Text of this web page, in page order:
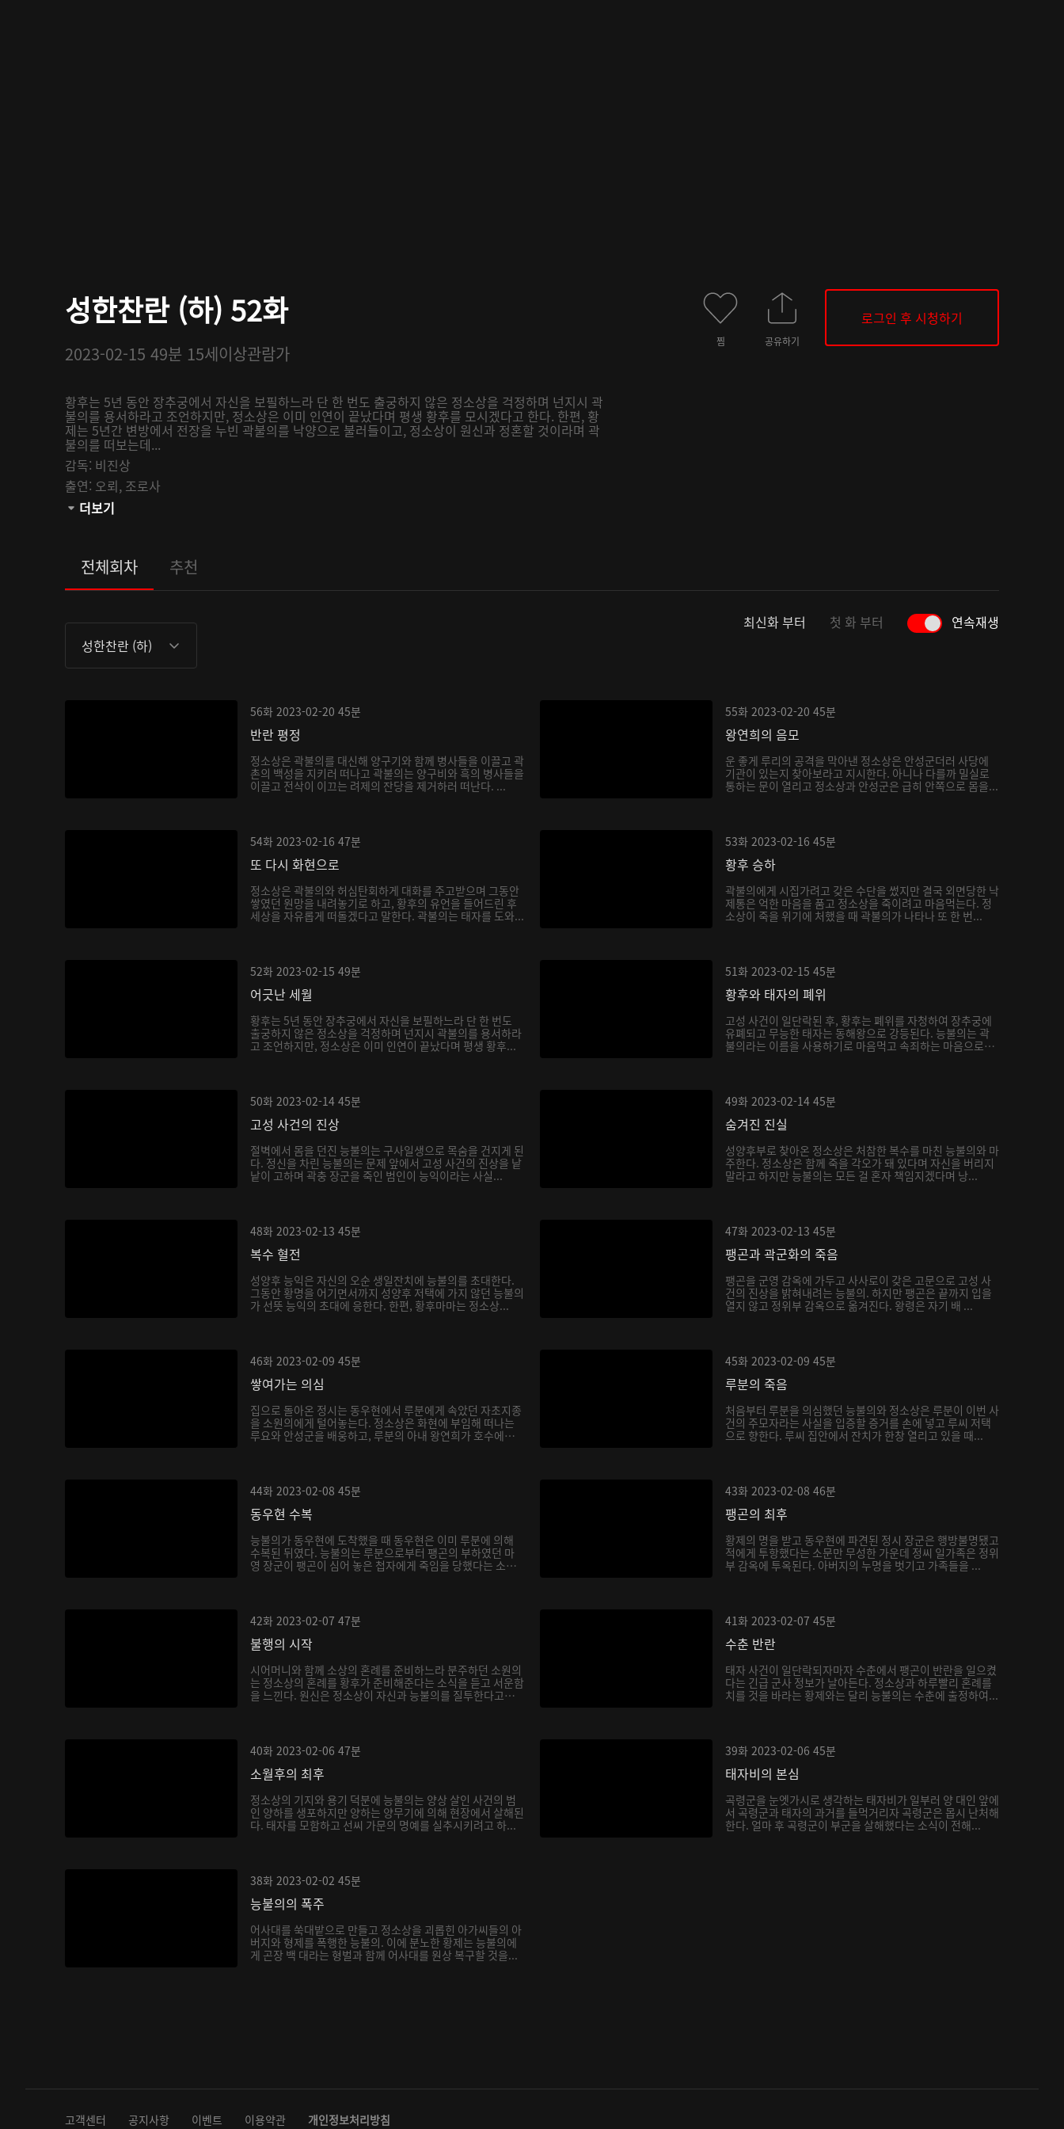
성한찬란 (하) 52화
2023-02-15 49분 15세이상관람가
황후는 5년 동안 장추궁에서 자신을 보필하느라 단 한 번도 출궁하지 않은 정소상을 걱정하며 넌지시 곽
불의를 용서하라고 조언하지만, 정소상은 이미 인연이 끝났다며 평생 황후를 모시겠다고 한다. 한편, 황
제는 5년간 변방에서 전장을 누빈 곽불의를 낙양으로 불러들이고, 정소상이 원신과 정혼할 것이라며 곽
불의를 떠보는데...
감독: 비진상
출연: 오뢰, 조로사
관람등급:
더보기
찜 공유하기
로그인 후 시청하기
전체회차 추천
성한찬란 (하)
최신화 부터 첫 화 부터 연속재생
56화 2023-02-20 45분
반란 평정
정소상은 곽불의를 대신해 양구기와 함께 병사들을 이끌고 곽
촌의 백성을 지키러 떠나고 곽불의는 양구비와 흑의 병사들을
이끌고 전삭이 이끄는 려제의 잔당을 제거하러 떠난다. ...
55화 2023-02-20 45분
왕연희의 음모
운 좋게 루리의 공격을 막아낸 정소상은 안성군더러 사당에
기관이 있는지 찾아보라고 지시한다. 아니나 다를까 밀실로
통하는 문이 열리고 정소상과 안성군은 급히 안쪽으로 몸을...
54화 2023-02-16 47분
또 다시 화현으로
정소상은 곽불의와 허심탄회하게 대화를 주고받으며 그동안
쌓였던 원망을 내려놓기로 하고, 황후의 유언을 들어드린 후
세상을 자유롭게 떠돌겠다고 말한다. 곽불의는 태자를 도와...
53화 2023-02-16 45분
황후 승하
곽불의에게 시집가려고 갖은 수단을 썼지만 결국 외면당한 낙
제통은 억한 마음을 품고 정소상을 죽이려고 마음먹는다. 정
소상이 죽을 위기에 처했을 때 곽불의가 나타나 또 한 번...
52화 2023-02-15 49분
어긋난 세월
황후는 5년 동안 장추궁에서 자신을 보필하느라 단 한 번도
출궁하지 않은 정소상을 걱정하며 넌지시 곽불의를 용서하라
고 조언하지만, 정소상은 이미 인연이 끝났다며 평생 황후...
51화 2023-02-15 45분
황후와 태자의 폐위
고성 사건이 일단락된 후, 황후는 폐위를 자청하여 장추궁에
유폐되고 무능한 태자는 동해왕으로 강등된다. 능불의는 곽
불의라는 이름을 사용하기로 마음먹고 속죄하는 마음으로
50화 2023-02-14 45분
고성 사건의 진상
절벽에서 몸을 던진 능불의는 구사일생으로 목숨을 건지게 된
다. 정신을 차린 능불의는 문제 앞에서 고성 사건의 진상을 낱
낱이 고하며 곽충 장군을 죽인 범인이 능익이라는 사실...
49화 2023-02-14 45분
숨겨진 진실
성양후부로 찾아온 정소상은 처참한 복수를 마친 능불의와 마
주한다. 정소상은 함께 죽을 각오가 돼 있다며 자신을 버리지
말라고 하지만 능불의는 모든 걸 혼자 책임지겠다며 낭...
48화 2023-02-13 45분
복수 혈전
성양후 능익은 자신의 오순 생일잔치에 능불의를 초대한다.
그동안 황명을 어기면서까지 성양후 저택에 가지 않던 능불의
가 선뜻 능익의 초대에 응한다. 한편, 황후마마는 정소상...
47화 2023-02-13 45분
팽곤과 곽군화의 죽음
팽곤을 군영 감옥에 가두고 사사로이 갖은 고문으로 고성 사
건의 진상을 밝혀내려는 능불의. 하지만 팽곤은 끝까지 입을
열지 않고 정위부 감옥으로 옮겨진다. 왕령은 자기 배 ...
46화 2023-02-09 45분
쌓여가는 의심
집으로 돌아온 정시는 동우현에서 루분에게 속았던 자초지종
을 소원의에게 털어놓는다. 정소상은 화현에 부임해 떠나는
루요와 안성군을 배웅하고, 루분의 아내 왕연희가 호수에
45화 2023-02-09 45분
루분의 죽음
처음부터 루분을 의심했던 능불의와 정소상은 루분이 이번 사
건의 주모자라는 사실을 입증할 증거를 손에 넣고 루씨 저택
으로 향한다. 루씨 집안에서 잔치가 한창 열리고 있을 때...
44화 2023-02-08 45분
동우현 수복
능불의가 동우현에 도착했을 때 동우현은 이미 루분에 의해
수복된 뒤였다. 능불의는 루분으로부터 팽곤의 부하였던 마
영 장군이 팽곤이 심어 놓은 첩자에게 죽임을 당했다는 소
43화 2023-02-08 46분
팽곤의 최후
황제의 명을 받고 동우현에 파견된 정시 장군은 행방불명됐고
적에게 투항했다는 소문만 무성한 가운데 정씨 일가족은 정위
부 감옥에 투옥된다. 아버지의 누명을 벗기고 가족들을 ...
42화 2023-02-07 47분
불행의 시작
시어머니와 함께 소상의 혼례를 준비하느라 분주하던 소원의
는 정소상의 혼례를 황후가 준비해준다는 소식을 듣고 서운함
을 느낀다. 원신은 정소상이 자신과 능불의를 질투한다고
41화 2023-02-07 45분
수춘 반란
태자 사건이 일단락되자마자 수춘에서 팽곤이 반란을 일으켰
다는 긴급 군사 정보가 날아든다. 정소상과 하루빨리 혼례를
치를 것을 바라는 황제와는 달리 능불의는 수춘에 출정하여...
40화 2023-02-06 47분
소월후의 최후
정소상의 기지와 용기 덕분에 능불의는 양상 살인 사건의 범
인 양하를 생포하지만 양하는 양무기에 의해 현장에서 살해된
다. 태자를 모함하고 선씨 가문의 명예를 실추시키려고 하...
39화 2023-02-06 45분
태자비의 본심
곡령군을 눈엣가시로 생각하는 태자비가 일부러 양 대인 앞에
서 곡령군과 태자의 과거를 들먹거리자 곡령군은 몹시 난처해
한다. 얼마 후 곡령군이 부군을 살해했다는 소식이 전해...
38화 2023-02-02 45분
능불의의 폭주
어사대를 쑥대밭으로 만들고 정소상을 괴롭힌 아가씨들의 아
버지와 형제를 폭행한 능불의. 이에 분노한 황제는 능불의에
게 곤장 백 대라는 형벌과 함께 어사대를 원상 복구할 것을...
고객센터 공지사항 이벤트 이용약관 개인정보처리방침